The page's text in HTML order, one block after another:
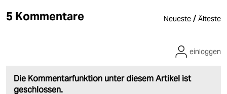
5 Kommentare Neueste / Älteste
Die Kommentarfunktion unter diesem Artikel ist
geschlossen.
einloggen